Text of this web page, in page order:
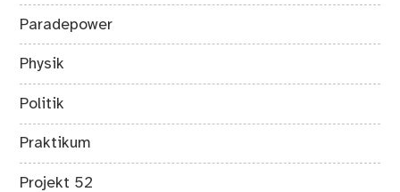
Paradepower
Physik
Politik
Praktikum
Projekt 52